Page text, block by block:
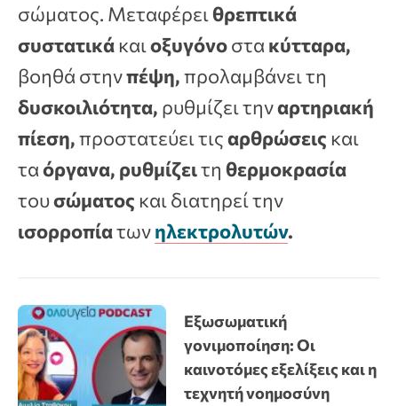
σώματος. Μεταφέρειθρεπτικά
συστατικά καιοξυγόνοστα κύτταρα,
βοηθά στηνπέψη,προλαμβάνει τη
δυσκοιλιότητα, ρυθμίζει τηναρτηριακή
πίεση,προστατεύει τιςαρθρώσεις και
ταόργανα, ρυθμίζειτη θερμοκρασία
τουσώματος και διατηρεί την
ισορροπίατωνηλεκτρολυτών.
Εξωσωματική
γονιμοποίηση: Οι
καινοτόμες εξελίξεις και η
τεχνητή νοημοσύνη